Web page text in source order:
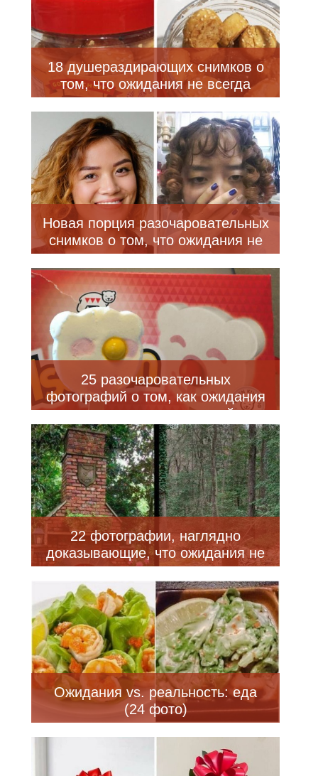
18 душераздирающих снимков о
том, что ожидания не всегда
совпадают с реальностью
Новая порция разочаровательных
снимков о том, что ожидания не
всегда совпадают с реальностью
(31 фото)
25 разочаровательных
фотографий о том, как ожидания
столкнулись с жестокой
реальностью
22 фотографии, наглядно
доказывающие, что ожидания не
всегда совпадают с реальностью
Ожидания vs. реальность: еда
(24 фото)